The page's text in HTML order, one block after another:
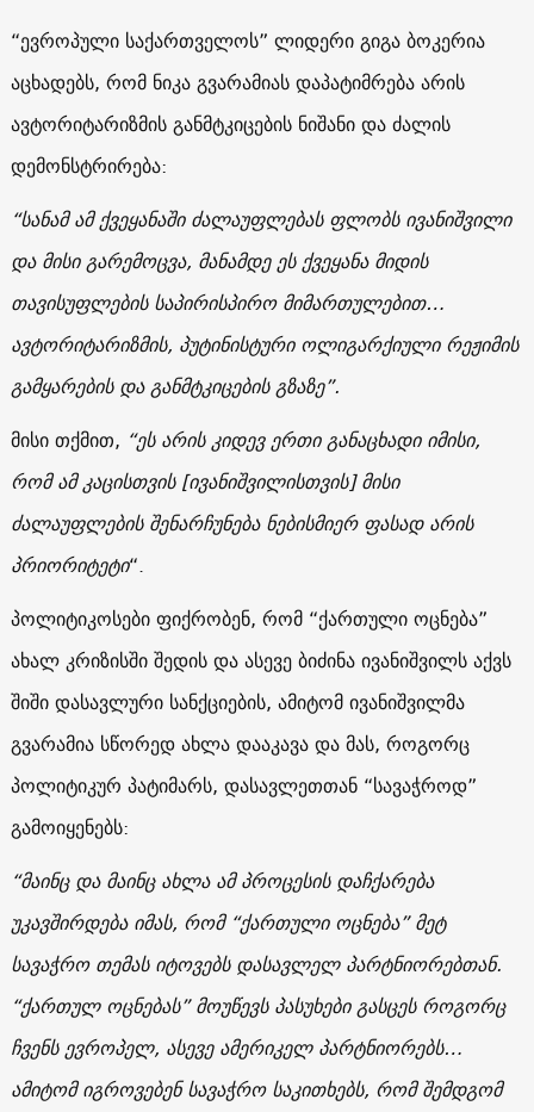
“ევროპული საქართველოს” ლიდერი გიგა ბოკერია
აცხადებს, რომ ნიკა გვარამიას დაპატიმრება არის
ავტორიტარიზმის განმტკიცების ნიშანი და ძალის
დემონსტრირება:
“სანამ ამ ქვეყანაში ძალაუფლებას ფლობს ივანიშვილი
და მისი გარემოცვა, მანამდე ეს ქვეყანა მიდის
თავისუფლების საპირისპირო მიმართულებით…
ავტორიტარიზმის, პუტინისტური ოლიგარქიული რეჟიმის
გამყარების და განმტკიცების გზაზე”.
მისი თქმით, “ეს არის კიდევ ერთი განაცხადი იმისი,
რომ ამ კაცისთვის [ივანიშვილისთვის] მისი
ძალაუფლების შენარჩუნება ნებისმიერ ფასად არის
პრიორიტეტი“.
პოლიტიკოსები ფიქრობენ, რომ “ქართული ოცნება”
ახალ კრიზისში შედის და ასევე ბიძინა ივანიშვილს აქვს
შიში დასავლური სანქციების, ამიტომ ივანიშვილმა
გვარამია სწორედ ახლა დააკავა და მას, როგორც
პოლიტიკურ პატიმარს, დასავლეთთან “სავაჭროდ”
გამოიყენებს:
“მაინც და მაინც ახლა ამ პროცესის დაჩქარება
უკავშირდება იმას, რომ “ქართული ოცნება” მეტ
სავაჭრო თემას იტოვებს დასავლელ პარტნიორებთან.
“ქართულ ოცნებას” მოუწევს პასუხები გასცეს როგორც
ჩვენს ევროპელ, ასევე ამერიკელ პარტნიორებს…
ამიტომ იგროვებენ სავაჭრო საკითხებს, რომ შემდგომ